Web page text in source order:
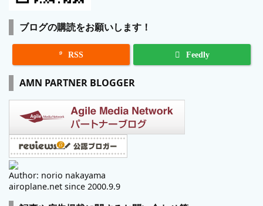
ブログの購読をお願いします！
 RSS Feedly
AMN PARTNER BLOGGER
Author: norio nakayama
airoplane.net since 2000.9.9